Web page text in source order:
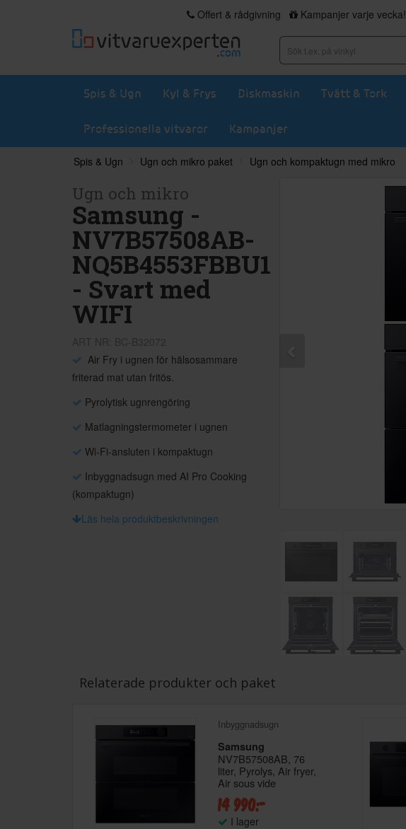
Offert & rådgivning Kampanjer varje vecka!
Spis & Ugn Kyl & Frys Diskmaskin Tvätt & Tork
Professionella vitvaror Kampanjer
Spis & Ugn Ugn och mikro paket Ugn och kompaktugn med mikro
Ugn och mikro
Samsung -
NV7B57508AB-
NQ5B4553FBBU1
- Svart med
WIFI
Air Fry i ugnen för hälsosammare
friterad mat utan fritös.
Pyrolytisk ugnrengöring
Matlagningstermometer i ugnen
Wi-Fi-ansluten i kompaktugn
Inbyggnadsugn med AI Pro Cooking
(kompaktugn)
Läs hela produktbeskrivningen
Relaterade produkter och paket
Inbyggnadsugn
Samsung
NV7B57508AB, 76
liter, Pyrolys, Air fryer,
Air sous vide
14 990:-
I lager